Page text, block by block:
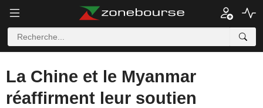
La Chine et le Myanmar
réaffirment leur soutien